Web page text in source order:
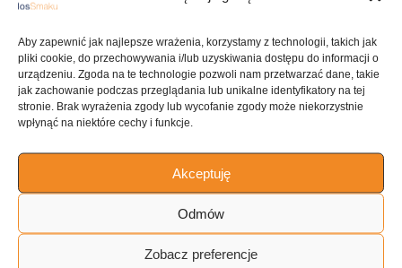
Aby zapewnić jak najlepsze wrażenia, korzystamy z technologii, takich jak
pliki cookie, do przechowywania i/lub uzyskiwania dostępu do informacji o
urządzeniu. Zgoda na te technologie pozwoli nam przetwarzać dane, takie
jak zachowanie podczas przeglądania lub unikalne identyfikatory na tej
stronie. Brak wyrażenia zgody lub wycofanie zgody może niekorzystnie
wpłynąć na niektóre cechy i funkcje.
Akceptuję
Odmów
Zobacz preferencje
Desery
ILOŚĆ PORCJI
Tagi:
Owoce Niskoobiałkowe